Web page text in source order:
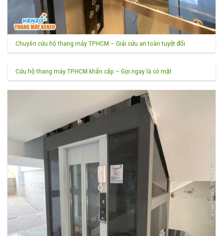
Chuyên cứu hộ thang máy TPHCM – Giải cứu an toàn tuyệt đối
Cứu hộ thang máy TPHCM khẩn cấp – Gọi ngay là có mặt